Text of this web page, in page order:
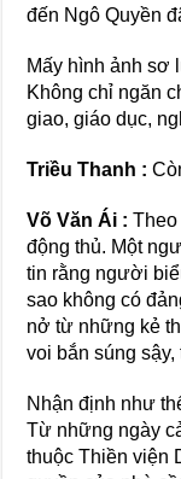
đến Ngô Quyền
Mấy hình ảnh sơ
Không chỉ ngăn
giao, giáo dục,
Triều Thanh :
Võ Văn Ái : Theo
động thủ. Một
tin rằng người
sao không có
nở từ những kẻ
voi bắn súng
Nhận định như
Từ những ngày
thuộc Thiền viện